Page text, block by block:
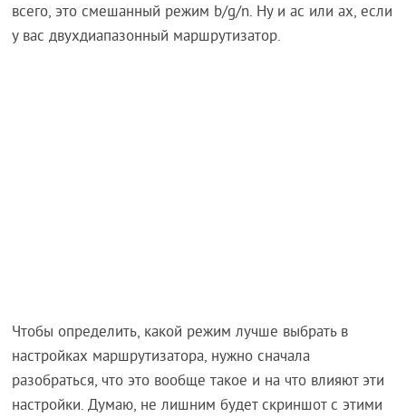
всего, это смешанный режим b/g/n. Ну и ac или ax, если
у вас двухдиапазонный маршрутизатор.
Чтобы определить, какой режим лучше выбрать в
настройках маршрутизатора, нужно сначала
разобраться, что это вообще такое и на что влияют эти
настройки. Думаю, не лишним будет скриншот с этими